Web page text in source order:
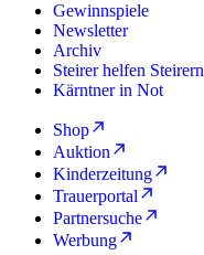
Gewinnspiele
Newsletter
Archiv
Steirer helfen Steirern
Kärntner in Not
Shop
Auktion
Kinderzeitung
Trauerportal
Partnersuche
Werbung